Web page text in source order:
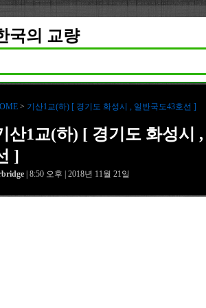
국의 교량
> 기산1교(하) [ 경기도 화성시 , 일반국도43호선 ]
산1교(하) [ 경기도 화성시
]
| 8:50 오후 | 2018년 11월 21일